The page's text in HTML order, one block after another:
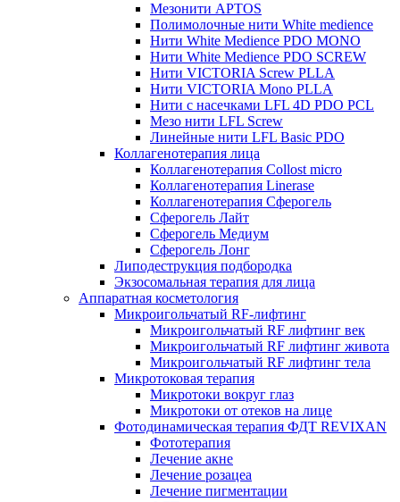
Мезонити APTOS
Полимолочные нити White medience
Нити White Medience PDO MONO
Нити White Medience PDO SCREW
Нити VICTORIA Screw PLLA
Нити VICTORIA Mono PLLA
Нити с насечками LFL 4D PDO PCL
Мезо нити LFL Screw
Линейные нити LFL Basic PDO
Коллагенотерапия лица
Коллагенотерапия Collost micro
Коллагенотерапия Linerase
Коллагенотерапия Сферогель
Сферогель Лайт
Сферогель Медиум
Сферогель Лонг
Липодеструкция подбородка
Экзосомальная терапия для лица
Аппаратная косметология
Микроигольчатый RF-лифтинг
Микроигольчатый RF лифтинг век
Микроигольчатый RF лифтинг живота
Микроигольчатый RF лифтинг тела
Микротоковая терапия
Микротоки вокруг глаз
Микротоки от отеков на лице
Фотодинамическая терапия ФДТ REVIXAN
Фототерапия
Лечение акне
Лечение розацеа
Лечение пигментации